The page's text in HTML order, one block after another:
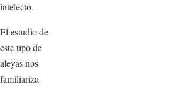
inte­lecto.
El estudio de
este tipo de
aleyas nos
familiariza